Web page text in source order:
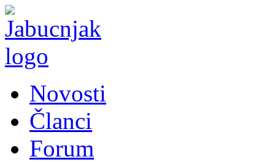
Novosti
Članci
Forum